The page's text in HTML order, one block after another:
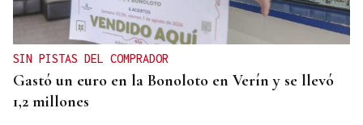
SIN PISTAS DEL COMPRADOR
Gastó un euro en la Bonoloto en Verín y se llevó
1,2 millones